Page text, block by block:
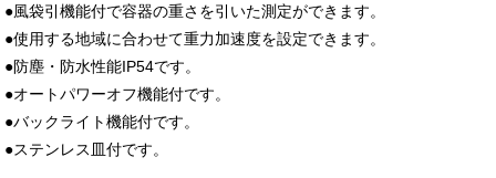
●風袋引機能付で容器の重さを引いた測定ができます。
●使用する地域に合わせて重力加速度を設定できます。
●防塵・防水性能IP54です。
●オートパワーオフ機能付です。
●バックライト機能付です。
●ステンレス皿付です。